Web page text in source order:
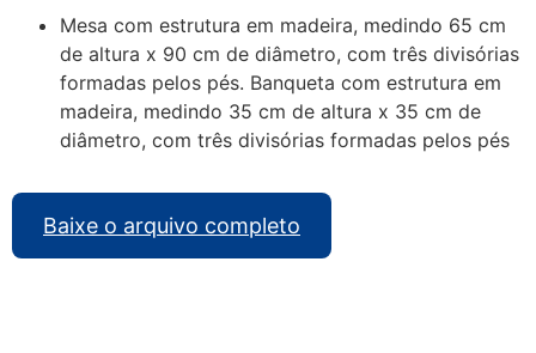
Mesa com estrutura em madeira, medindo 65 cm
de altura x 90 cm de diâmetro, com três divisórias
formadas pelos pés. Banqueta com estrutura em
madeira, medindo 35 cm de altura x 35 cm de
diâmetro, com três divisórias formadas pelos pés
Baixe o arquivo completo